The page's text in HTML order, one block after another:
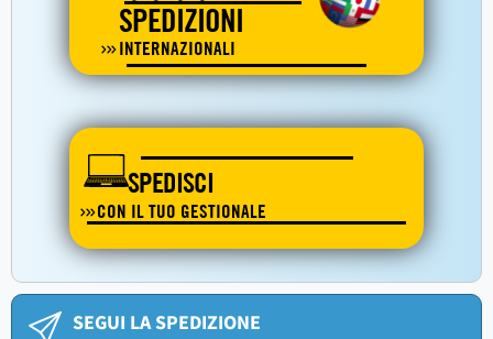
SPEDIZIONI
INTERNAZIONALI
SPEDISCI
CON IL TUO GESTIONALE
SEGUI LA SPEDIZIONE